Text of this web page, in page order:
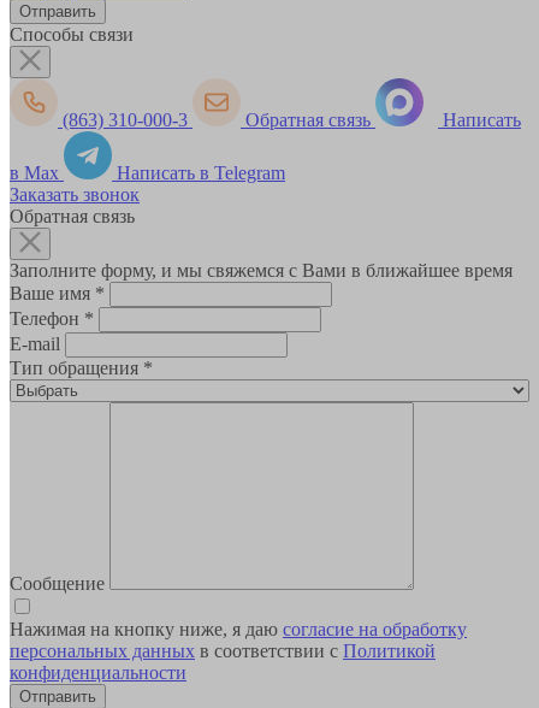
Способы связи
(863) 310-000-3 Обратная связь Написать
в Max
Написать в Telegram
Заказать звонок
Обратная связь
Заполните форму, и мы свяжемся с Вами в ближайшее время
Ваше имя *
Телефон *
E-mail
Тип обращения *
Сообщение
Нажимая на кнопку ниже, я даю согласие на обработку
персональных данных в соответствии с Политикой
конфиденциальности